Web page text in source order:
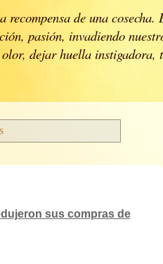
de una cosecha.
pasión, invadiendo
dejar huella instigadora,
sus compras de